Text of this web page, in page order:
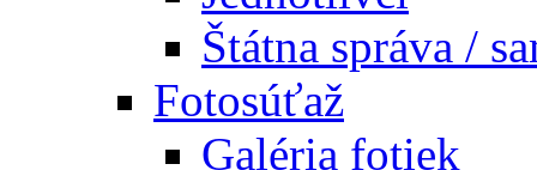
Štátna správa /
Fotosúťaž
Galéria fotiek